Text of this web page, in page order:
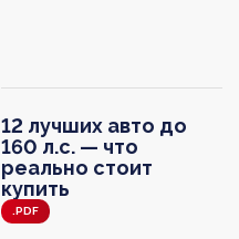
12 лучших авто до
160 л.с. — что
реально стоит
купить
.PDF